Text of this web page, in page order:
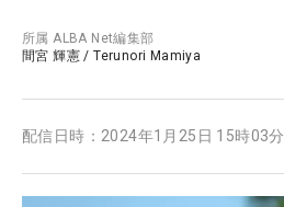
所属ALBA Net編集部
間宮 輝憲 /Terunori Mamiya
配信日時： 2024年1月25日 15時03分